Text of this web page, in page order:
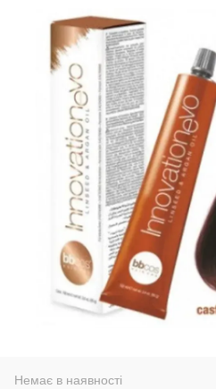
Немає в наявності